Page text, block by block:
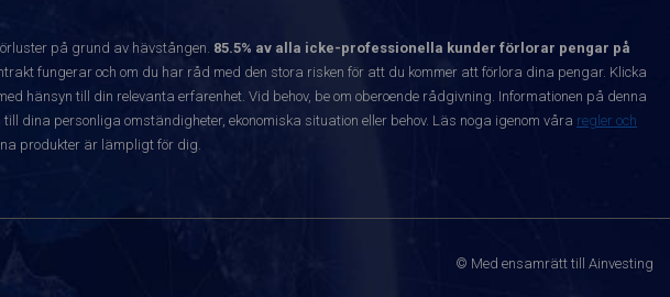
på grund av hävstången. 85.5% av alla icke-professionella kunder förlorar pengar på
fungerar och om du har råd med den stora risken för att du kommer att förlora dina pengar. Klicka
till din relevanta erfarenhet. Vid behov, be om oberoende rådgivning. Informationen på denna
dina personliga omständigheter, ekonomiska situation eller behov. Läs noga igenom våra regler och
produkter är lämpligt för dig.
© Med ensamrätt till Ainvesting